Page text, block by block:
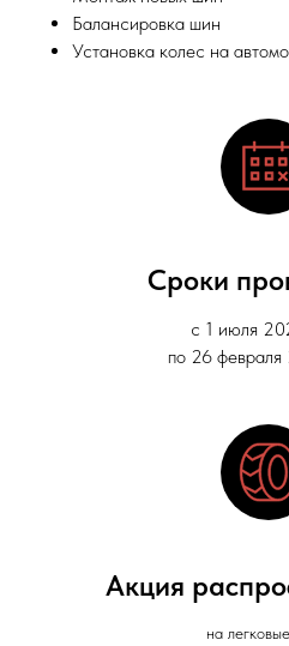
Балансировка шин
Установка колес на
Сроки
с 1 июля
по 26 февраля
Акция
на